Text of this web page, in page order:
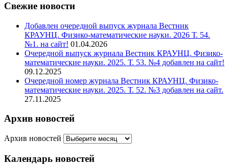
Свежие новости
Добавлен очередной выпуск журнала Вестник
КРАУНЦ. Физико-математические науки. 2026 Т. 54.
№1. на сайт! 01.04.2026
Очередной выпуск журнала Вестник КРАУНЦ. Физико-
математические науки. 2025. Т. 53. №4 добавлен на сайт!
09.12.2025
Очередной номер журнала Вестник КРАУНЦ. Физико-
математические науки. 2025. Т. 52. №3 добавлен на сайт.
27.11.2025
Архив новостей
Архив новостей
Календарь новостей